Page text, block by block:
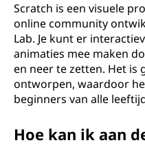
Scratch is een visuele
online community
Lab. Je kunt er
animaties mee maken
en neer te zetten. Het is
ontworpen, waardoor
beginners van alle
Hoe kan ik aan